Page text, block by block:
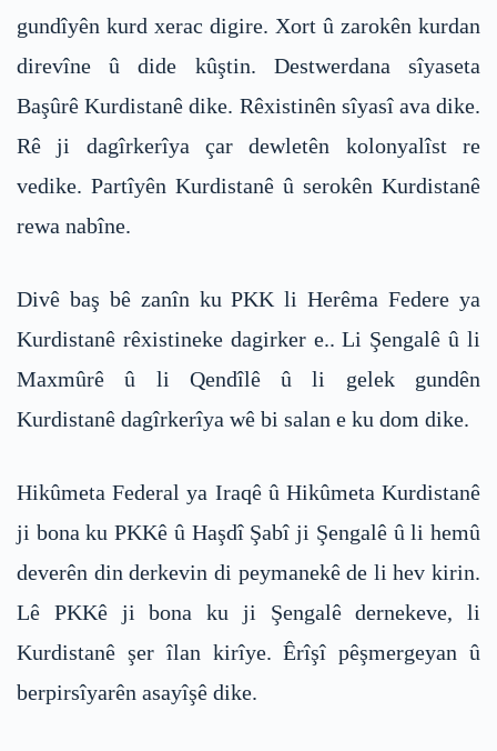
gundîyên kurd xerac digire. Xort û zarokên kurdan
direvîne û dide kûştin. Destwerdana sîyaseta
Başûrê Kurdistanê dike. Rêxistinên sîyasî ava dike.
Rê ji dagîrkerîya çar dewletên kolonyalîst re
vedike. Partîyên Kurdistanê û serokên Kurdistanê
rewa nabîne.
Divê baş bê zanîn ku PKK li Herêma Federe ya
Kurdistanê rêxistineke dagirker e.. Li Şengalê û li
Maxmûrê û li Qendîlê û li gelek gundên
Kurdistanê dagîrkerîya wê bi salan e ku dom dike.
Hikûmeta Federal ya Iraqê û Hikûmeta Kurdistanê
ji bona ku PKKê û Haşdî Şabî ji Şengalê û li hemû
deverên din derkevin di peymanekê de li hev kirin.
Lê PKKê ji bona ku ji Şengalê dernekeve, li
Kurdistanê şer îlan kirîye. Êrîşî pêşmergeyan û
berpirsîyarên asayîşê dike.